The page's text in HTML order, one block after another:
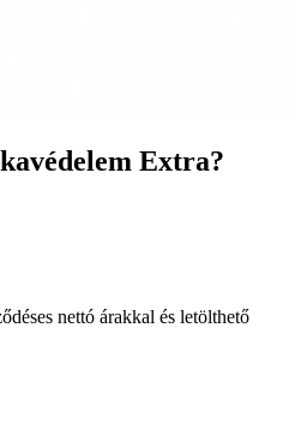
Extra?
nettó árakkal és letölthető